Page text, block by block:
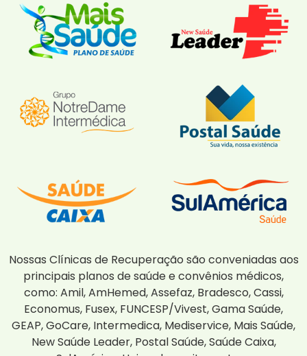
Nossas Clínicas de Recuperação são conveniadas aos
principais planos de saúde e convênios médicos,
como: Amil, AmHemed, Assefaz, Bradesco, Cassi,
Economus, Fusex, FUNCESP/Vivest, Gama Saúde,
GEAP, GoCare, Intermedica, Mediservice, Mais Saúde,
New Saúde Leader, Postal Saúde, Saúde Caixa,